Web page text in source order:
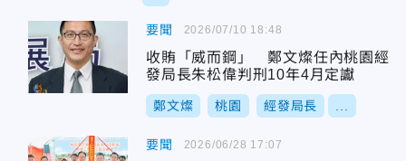
要聞
收賄「威而鋼」 鄭文燦任內桃園經
發局長朱松偉判刑10年4月定讞
鄭文燦 桃園 經發局長
2026/07/10 18:48
要聞 2026/06/28 17:07